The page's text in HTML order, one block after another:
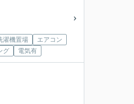
濯機置場
エアコン
グ 電気有